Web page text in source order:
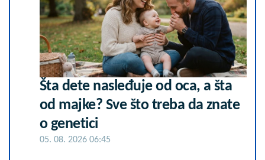
Šta dete nasleđuje od oca, a šta
od majke? Sve što treba da znate
o genetici
05. 08. 2026 06:45